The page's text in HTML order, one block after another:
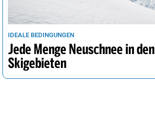
IDEALE BEDINGUNGEN
Jede Menge Neuschnee in den
Skigebieten